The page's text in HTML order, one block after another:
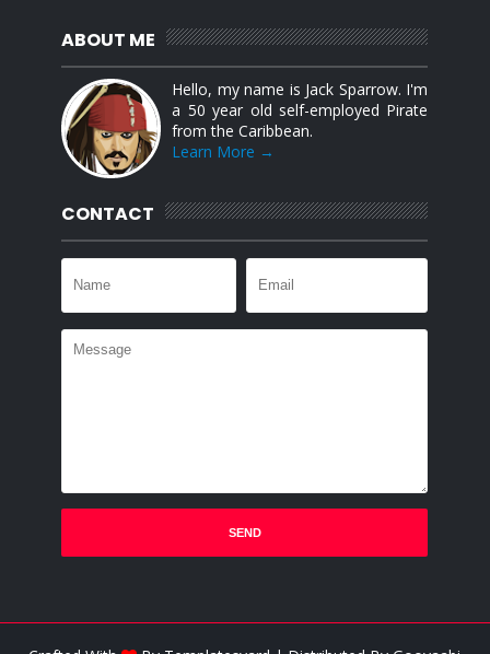
ABOUT ME
Hello, my name is Jack Sparrow. I'm
a 50 year old self-employed Pirate
from the Caribbean.
Learn More →
CONTACT